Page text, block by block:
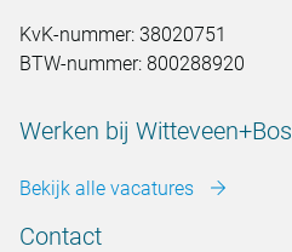
KvK-nummer: 38020751
BTW-nummer: 800288920
Werken bij Witteveen+Bos
Bekijk alle vacatures
Contact